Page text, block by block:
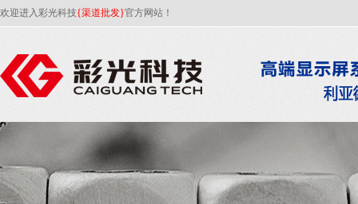
欢迎进入彩光科技{渠道批发}官方网站！